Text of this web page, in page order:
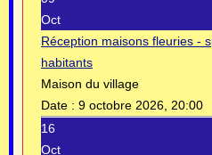
Oct
Réception maisons fleuries -
habitants
Maison du village
Date : 9 octobre 2026, 20:00
16
Oct